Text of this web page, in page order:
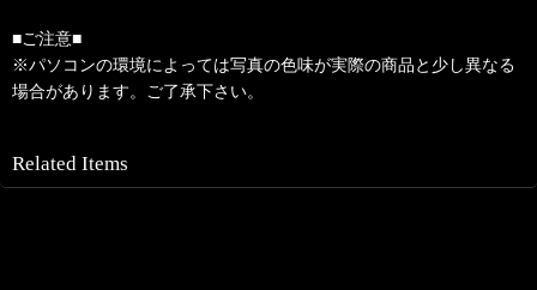
■ご注意■
※パソコンの環境によっては写真の色味が実際の商品と少し異なる
場合があります。ご了承下さい。
Related Items